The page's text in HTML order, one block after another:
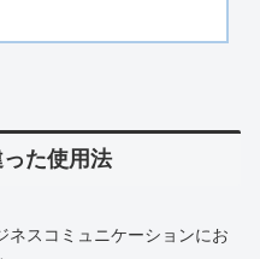
った使用法
ネスコミュニケーションにお